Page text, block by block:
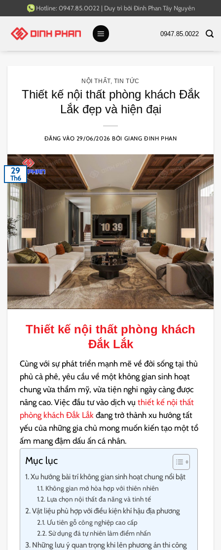
qua
Hotline: 0947.85.0022 | Duy trì bởi Đinh Phan Tây Nguyên
0947.85.0022
NỘI THẤT, TIN TỨC
Thiết kế nội thất phòng khách Đắk
Lắk đẹp và hiện đại
ĐĂNG VÀO 29/06/2026 BỞI GIANG ĐINH PHAN
29
Th6
Thiết kế nội thất phòng khách
Đắk Lắk
Cùng với sự phát triển mạnh mẽ về đời sống tại thủ
phủ cà phê, yêu cầu về một không gian sinh hoạt
chung vừa thẩm mỹ, vừa tiện nghi ngày càng được
nâng cao. Việc đầu tư vào dịch vụthiết kế nội thất
phòng khách Đắk Lắk đang trở thành xu hướng tất
yếu của những gia chủ mong muốn kiến tạo một tổ
ấm mang đậm dấu ấn cá nhân.
Mục lục
Xu hướng bài trí không gian sinh hoạt chung nổi bật
Không gian mở hòa hợp với thiên nhiên
Lựa chọn nội thất đa năng và tinh tế
Vật liệu phù hợp với điều kiện khí hậu địa phương
Ưu tiên gỗ công nghiệp cao cấp
Sử dụng đá tự nhiên làm điểm nhấn
Những lưu ý quan trọng khi lên phương án thi công